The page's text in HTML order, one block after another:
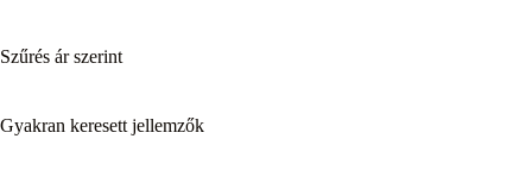
Szűrés ár szerint
Gyakran keresett jellemzők